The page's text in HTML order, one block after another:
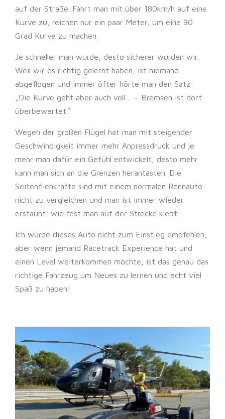
auf der Straße. Fährt man mit über 180km/h auf eine
Kurve zu, reichen nur ein paar Meter, um eine 90
Grad Kurve zu machen.
Je schneller man wurde, desto sicherer wurden wir.
Weil wir es richtig gelernt haben, ist niemand
abgeflogen und immer öfter hörte man den Satz:
„Die Kurve geht aber auch voll… – Bremsen ist dort
überbewertet.“
Wegen der großen Flügel hat man mit steigender
Geschwindigkeit immer mehr Anpressdruck und je
mehr man dafür ein Gefühl entwickelt, desto mehr
kann man sich an die Grenzen herantasten. Die
Seitenfliehkräfte sind mit einem normalen Rennauto
nicht zu vergleichen und man ist immer wieder
erstaunt, wie fest man auf der Strecke klebt.
Ich würde dieses Auto nicht zum Einstieg empfehlen,
aber wenn jemand Racetrack Experience hat und
einen Level weiterkommen möchte, ist das genau das
richtige Fahrzeug um Neues zu lernen und echt viel
Spaß zu haben!